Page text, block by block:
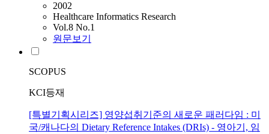
2002
Healthcare Informatics Research
Vol.8 No.1
원문보기
SCOPUS
KCI등재
[특별기획시리즈] 영양섭취기준의 새로운 패러다임 : 미
국/캐나다의 Dietary Reference Intakes (DRIs) - 영아기, 임